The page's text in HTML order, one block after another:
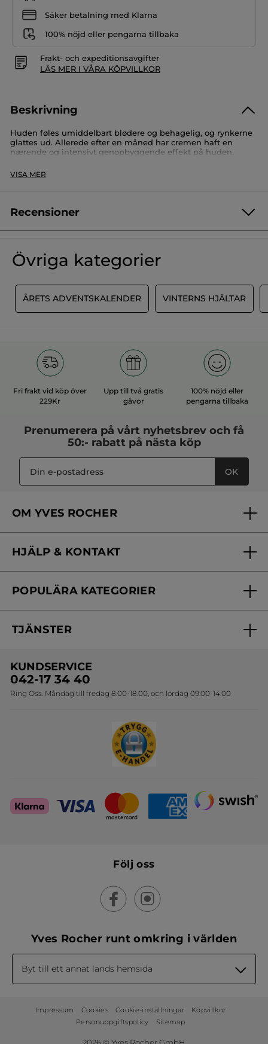
Säker betalning med Klarna
100% nöjd eller pengarna tillbaka
Frakt- och expeditionsavgifter
LÄS MER I VÅRA KÖPVILLKOR
Beskrivning
Huden føles umiddelbart blødere og behagelig, og rynkerne
glattes ud. Allerede efter en måned har cremen haft en
nærende og intensivt genopbyggende effekt på huden.
Fordele: blød, fyldig og cremet konsistens.
Anvendelse.
Med olie fra 1.000 roser og 30 eksklusive olier. De eksklusive
olier beriger huden med essentielle fedtsyrer, så den tilføres
Artikelnummer: F26454
VISA MER
Recensioner
★★★★★
★★★★★
Inget
omdöme
LÄGG TILL RECENSION
Övriga kategorier
ÅRETS ADVENTSKALENDER VINTERNS HJÄLTAR
Fri frakt vid köp över
229Kr
Upp till två gratis
gåvor
100% nöjd eller
pengarna tillbaka
Prenumerera på vårt nyhetsbrev och få
50:- rabatt på nästa köp
OK
OM YVES ROCHER
Vårt engagemang
Skönhetstips
HJÄLP & KONTAKT
Kontakta oss
Online prislista
POPULÄRA KATEGORIER
Erbjudanden
Travelsize
Sets
TJÄNSTER
Onlineprislista för postorder
KUNDSERVICE
042-17 34 40
Ring Oss. Måndag till fredag 8.00-18.00, och lördag 09.00-14.00
Följ oss
Yves Rocher runt omkring i världen
Byt till ett annat lands hemsida
Impressum Cookies Cookie-inställningar
Köpvillkor
Personuppgiftspolicy
Sitemap